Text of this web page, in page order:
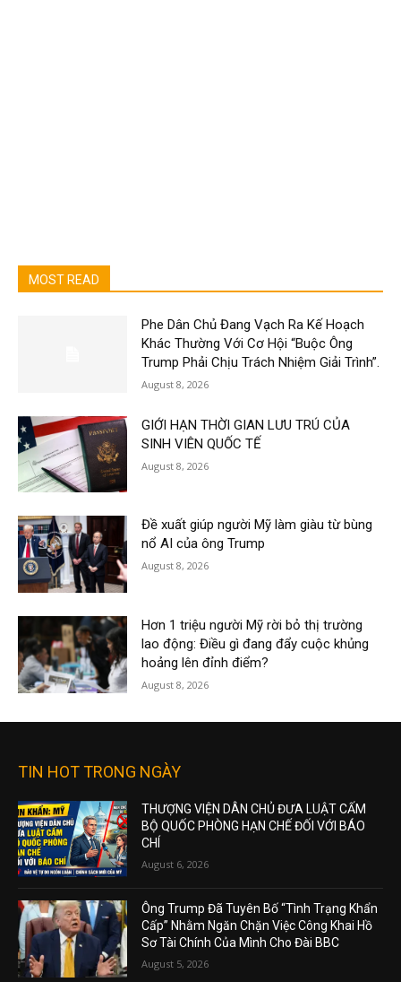
MOST READ
Phe Dân Chủ Đang Vạch Ra Kế Hoạch
Khác Thường Với Cơ Hội “Buộc Ông
Trump Phải Chịu Trách Nhiệm Giải Trình”.
August 8, 2026
GIỚI HẠN THỜI GIAN LƯU TRÚ CỦA
SINH VIÊN QUỐC TẾ
August 8, 2026
Đề xuất giúp người Mỹ làm giàu từ bùng
nổ AI của ông Trump
August 8, 2026
Hơn 1 triệu người Mỹ rời bỏ thị trường
lao động: Điều gì đang đẩy cuộc khủng
hoảng lên đỉnh điểm?
August 8, 2026
TIN HOT TRONG NGÀY
THƯỢNG VIỆN DÂN CHỦ ĐƯA LUẬT CẤM
BỘ QUỐC PHÒNG HẠN CHẾ ĐỐI VỚI BÁO
CHÍ
August 6, 2026
Ông Trump Đã Tuyên Bố “Tình Trạng Khẩn
Cấp” Nhằm Ngăn Chặn Việc Công Khai Hồ
Sơ Tài Chính Của Mình Cho Đài BBC
August 5, 2026